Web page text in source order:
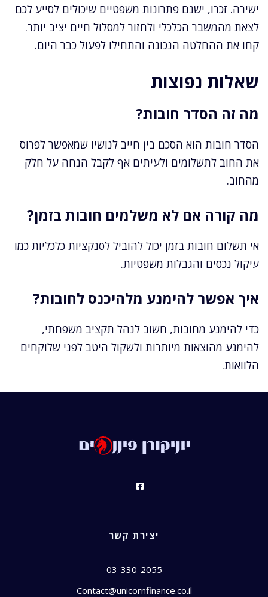
ישירה. זכרו, ישנם פתרונות משפטיים שיכולים לסייע לכם
לצאת מהמשבר הכלכלי ולחזור למסלול חיים יציב יותר.
קחו את ההחלטה הנכונה והתחילו לפעול כבר היום.
שאלות נפוצות
מה זה הסדר חובות?
הסדר חובות הוא הסכם בין חייב לנושיו שמאפשר לפרוס
את החוב לתשלומים ולעיתים אף לקבל הנחה על חלק
מהחוב.
מה קורה אם לא משלמים חובות בזמן?
אי תשלום חובות בזמן יכול להוביל לסנקציות כלכליות כמו
עיקול נכסים והגבלות משפטיות.
איך אפשר להימנע מלהיכנס לחובות?
כדי להימנע מחובות, חשוב לנהל תקציב משפחתי,
להימנע מהוצאות מיותרות ולשקול היטב לפני שלוקחים
הלוואות.
יצירת קשר
03-330-2055
Contact@unicornfinance.co.il